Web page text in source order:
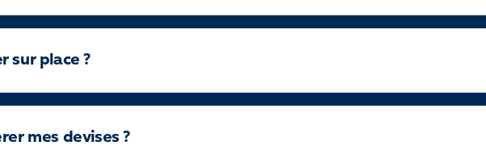
sur place ?
mes devises ?